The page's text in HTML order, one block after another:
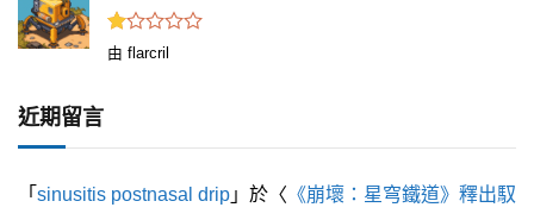
評
5
由 flarcril
近期留言
「 sinusitis postnasal drip 」於〈 《崩壞：星穹鐵道》釋出馭